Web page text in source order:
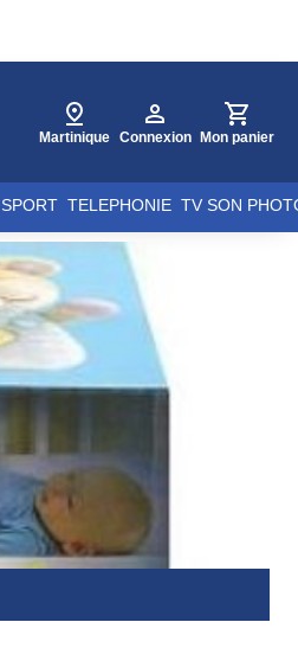
Martinique Connexion Mon panier
SPORT TELEPHONIE TV SON